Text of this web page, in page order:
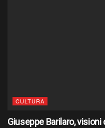
CULTURA
Giuseppe Barilaro, visioni